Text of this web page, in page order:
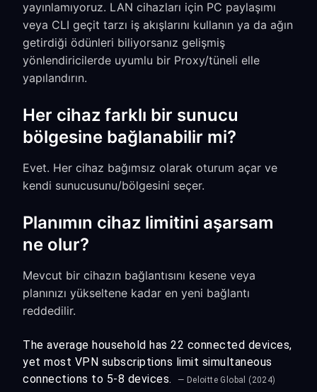
yayınlamıyoruz. LAN cihazları için PC paylaşımı
veya CLI geçit tarzı iş akışlarını kullanın ya da ağın
getirdiği ödünleri biliyorsanız gelişmiş
yönlendiricilerde uyumlu bir Proxy/tüneli elle
yapılandırın.
Her cihaz farklı bir sunucu
bölgesine bağlanabilir mi?
Evet. Her cihaz bağımsız olarak oturum açar ve
kendi sunucusunu/bölgesini seçer.
Planımın cihaz limitini aşarsam
ne olur?
Mevcut bir cihazın bağlantısını kesene veya
planınızı yükseltene kadar en yeni bağlantı
reddedilir.
The average household has 22 connected devices,
yet most VPN subscriptions limit simultaneous
connections to 5-8 devices.
— Deloitte Global (2024)